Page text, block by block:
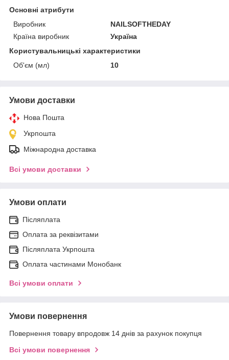
Основні атрибути
Виробник
NAILSOFTHEDAY
Країна виробник
Україна
Користувальницькі характеристики
Об'єм (мл)
10
Умови доставки
Нова Пошта
Укрпошта
Міжнародна доставка
Всі умови доставки
Умови оплати
Післяплата
Оплата за реквізитами
Післяплата Укрпошта
Оплата частинами Монобанк
Всі умови оплати
Умови повернення
Повернення товару впродовж 14 днів за рахунок покупця
Всі умови повернення